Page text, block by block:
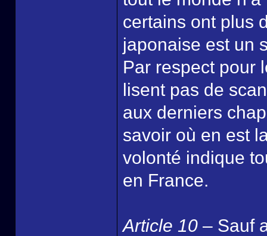
certains ont plus
japonaise est un
Par respect pour
lisent pas de
aux derniers
savoir où en est
volonté indique
en France.
Article 10 – Sauf